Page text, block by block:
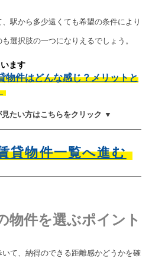
駅から多少遠くても希望の条件により
選択肢の一つになりえるでしょう。
ます
物件はどんな感じ？メリットと
たい方はこちらをクリック ▼
貸物件一覧へ進む
物件を選ぶポイント
て、納得のできる距離感かどうかを確